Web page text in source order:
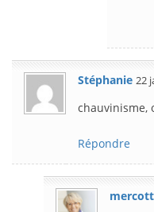
Stéphanie 22
chauvinisme,
Répondre